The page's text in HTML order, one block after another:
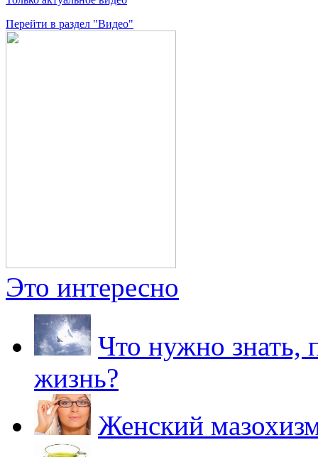
Перейти в раздел "Видео"
Это интересно
Что нужно знать,
жизнь?
Женский